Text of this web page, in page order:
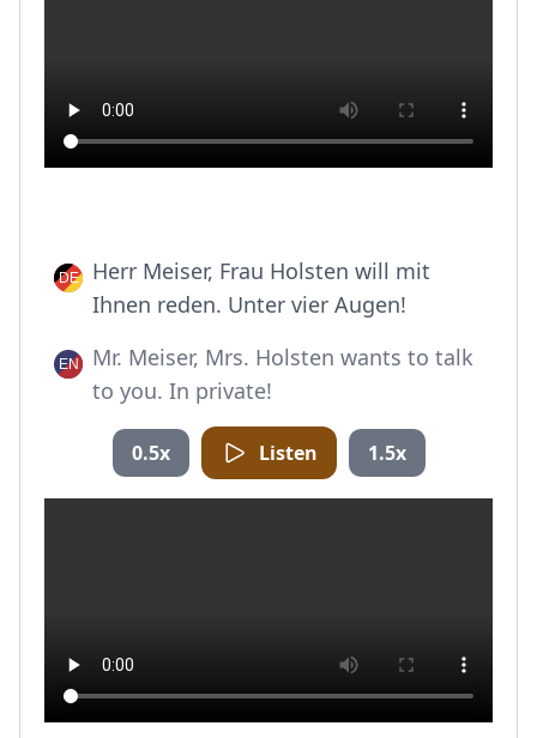
Herr Meiser, Frau Holsten will mit
Ihnen reden. Unter vier Augen!
Mr. Meiser, Mrs. Holsten wants to talk
to you. In private!
0.5x Listen 1.5x